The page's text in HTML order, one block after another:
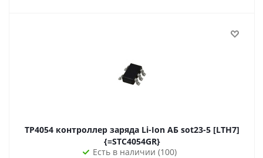
TP4054 контроллер заряда Li-Ion АБ sot23-5 [LTH7]
{=STC4054GR}
Есть в наличии (100)